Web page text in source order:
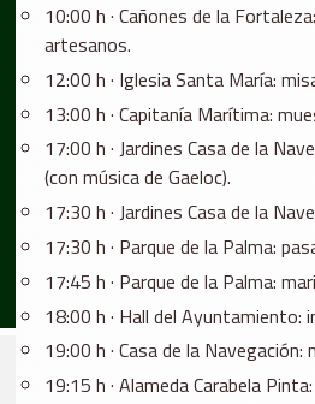
10:00 h · Cañones de la
artesanos.
12:00 h · Iglesia Santa María:
13:00 h · Capitanía Marítima:
17:00 h · Jardines Casa de la
(con música de Gaeloc).
17:30 h · Jardines Casa de la
17:30 h · Parque de la Palma:
17:45 h · Parque de la Palma:
18:00 h · Hall del Ayuntamiento:
19:00 h · Casa de la
19:15 h · Alameda Carabela